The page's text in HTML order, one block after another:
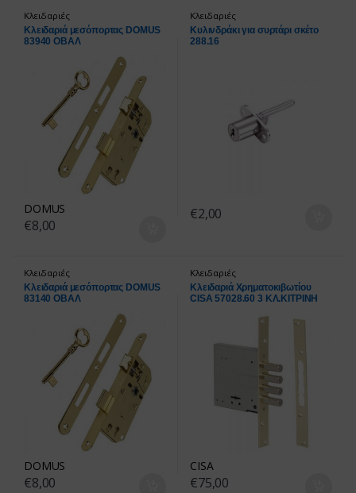
Κλειδαριές
Κλειδαριά μεσόπορτας DOMUS
83940 ΟΒΑΛ
DOMUS
€8,00
Κλειδαριές
Κυλινδράκι για συρτάρι σκέτο
288.16
€2,00
Κλειδαριές
Κλειδαριά μεσόπορτας DOMUS
83140 ΟΒΑΛ
DOMUS
€8,00
Κλειδαριές
Κλειδαριά Χρηματοκιβωτίου
CISA 57028.60 3 ΚΛ.ΚΙΤΡΙΝΗ
CISA
€75,00